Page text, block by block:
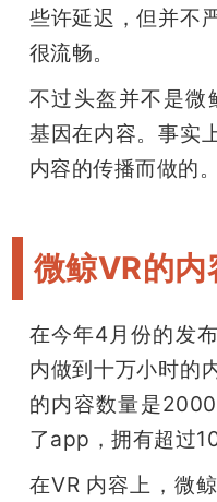
些许延迟，但并不
很流畅。
不过头盔并不是微
基因在内容。事实
内容的传播而做的。
微鲸VR的内
在今年4月份的发
内做到十万小时的
的内容数量是
了app，拥有超过
在VR 内容上，微